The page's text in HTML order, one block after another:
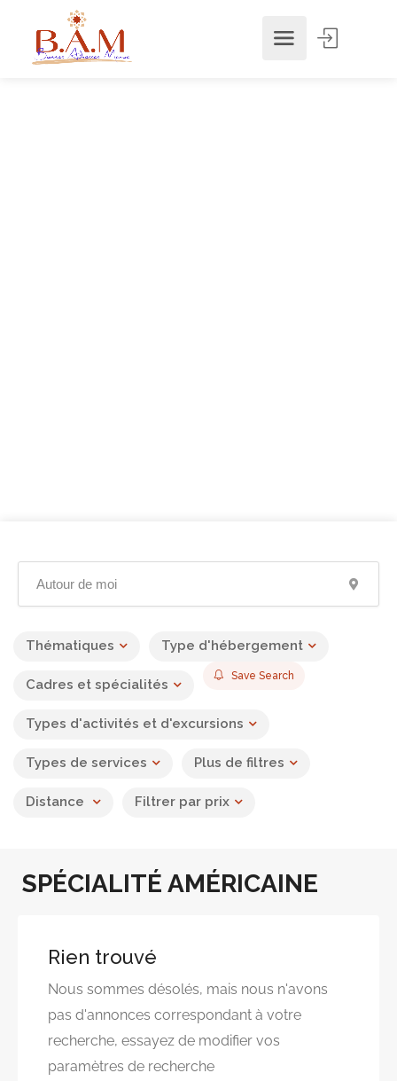
Thématiques Type d'hébergement
Cadres et spécialités
Types d'activités et d'excursions
Types de services Plus de filtres
Distance Filtrer par prix
Save Search
SPÉCIALITÉ AMÉRICAINE
Rien trouvé
Nous sommes désolés, mais nous n'avons
pas d'annonces correspondant à votre
recherche, essayez de modifier vos
paramètres de recherche